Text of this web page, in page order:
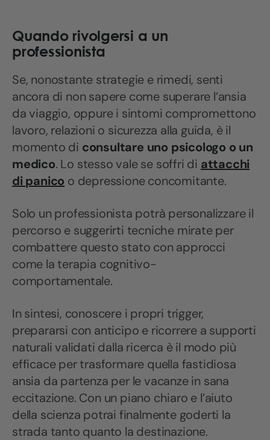
Quando rivolgersi a un
professionista
Se, nonostante strategie e rimedi, senti
ancora di non sapere come superare l’ansia
da viaggio, oppure i sintomi compromettono
lavoro, relazioni o sicurezza alla guida, è il
momento di consultare uno psicologo o un
medico. Lo stesso vale se soffri di attacchi
di panico o depressione concomitante.
Solo un professionista potrà personalizzare il
percorso e suggerirti tecniche mirate per
combattere questo stato con approcci
come la terapia cognitivo-
comportamentale.
In sintesi, conoscere i propri trigger,
prepararsi con anticipo e ricorrere a supporti
naturali validati dalla ricerca è il modo più
efficace per trasformare quella fastidiosa
ansia da partenza per le vacanze in sana
eccitazione. Con un piano chiaro e l’aiuto
della scienza potrai finalmente goderti la
strada tanto quanto la destinazione.